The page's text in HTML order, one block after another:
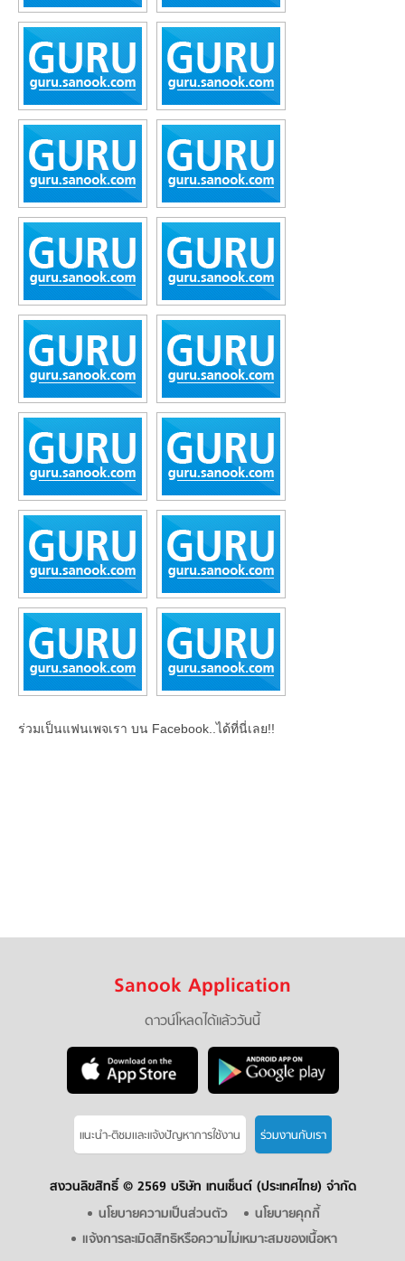
ร่วมเป็นแฟนเพจเรา บน Facebook..ได้ที่นี่เลย!!
Sanook Application
ดาวน์โหลดได้แล้ววันนี้
แนะนำ-ติชมเเละแจ้งปัญหาการใช้งาน ร่วมงานกับเรา
สงวนลิขสิทธิ์ © 2569 บริษัท เทนเซ็นต์ (ประเทศไทย) จำกัด
นโยบายความเป็นส่วนตัว
นโยบายคุกกี้
แจ้งการละเมิดสิทธิหรือความไม่เหมาะสมของเนื้อหา